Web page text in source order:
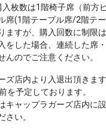
入枚数は1階椅子席（前方
席(1階テーブル席/2階テ
ますが、購入回数に制限
をした場合、連続した席
んのでご注意ください。
ズ店内より入退出頂きま
を予定しております。
キャップラガーズ店内に
さい。